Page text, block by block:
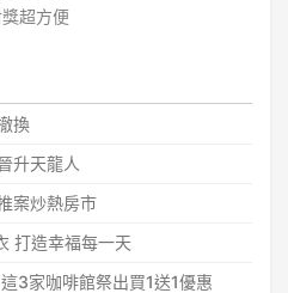
超方便
換
升天龍人
案炒熱房市
打造幸福每一天
3家咖啡館祭出買1送1優惠